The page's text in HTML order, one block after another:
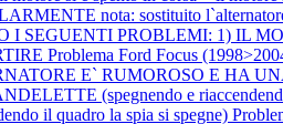
nota: sostituito l`alternatore
I SEGUENTI PROBLEMI: 1) IL
Problema Ford Focus
E` RUMOROSO E HA
(spegnendo e
il quadro la spia si spegne)